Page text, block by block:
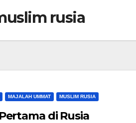
rusia
MAJALAH UMMAT MUSLIM RUSIA
di Rusia